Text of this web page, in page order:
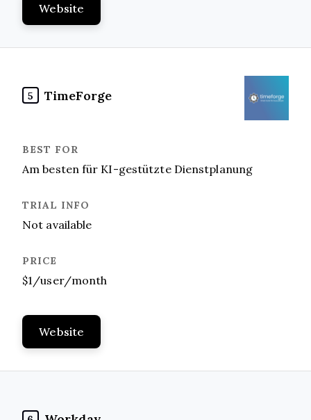
Website
5 TimeForge
Am besten für KI-gestützte Dienstplanung
Not available
$1/user/month
Website